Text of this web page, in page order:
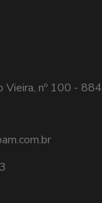
Vieira, nº 100 -